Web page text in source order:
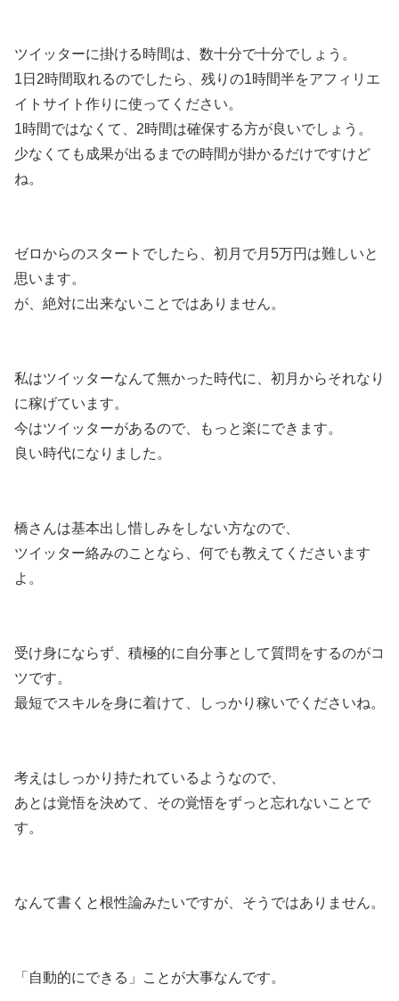
ツイッターに掛ける時間は、数十分で十分でしょう。
1日2時間取れるのでしたら、残りの1時間半をアフィリエ
イトサイト作りに使ってください。
1時間ではなくて、2時間は確保する方が良いでしょう。
少なくても成果が出るまでの時間が掛かるだけですけど
ね。
ゼロからのスタートでしたら、初月で月5万円は難しいと
思います。
が、絶対に出来ないことではありません。
私はツイッターなんて無かった時代に、初月からそれなり
に稼げています。
今はツイッターがあるので、もっと楽にできます。
良い時代になりました。
橋さんは基本出し惜しみをしない方なので、
ツイッター絡みのことなら、何でも教えてくださいます
よ。
受け身にならず、積極的に自分事として質問をするのがコ
ツです。
最短でスキルを身に着けて、しっかり稼いでくださいね。
考えはしっかり持たれているようなので、
あとは覚悟を決めて、その覚悟をずっと忘れないことで
す。
なんて書くと根性論みたいですが、そうではありません。
「自動的にできる」ことが大事なんです。